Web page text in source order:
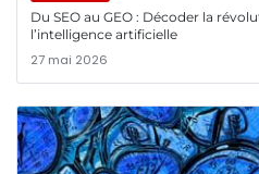
Du SEO au GEO : Décoder la
l’intelligence artificielle
27 mai 2026